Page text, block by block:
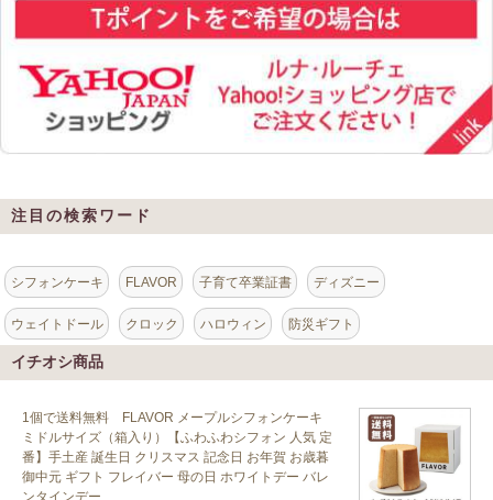
注目の検索ワード
シフォンケーキ FLAVOR 子育て卒業証書 ディズニー
ウェイトドール クロック ハロウィン 防災ギフト
イチオシ商品
1個で送料無料 FLAVOR メープルシフォンケーキ
ミドルサイズ（箱入り）【ふわふわシフォン 人気 定
番】手土産 誕生日 クリスマス 記念日 お年賀 お歳暮
御中元 ギフト フレイバー 母の日 ホワイトデー バレ
ンタインデー